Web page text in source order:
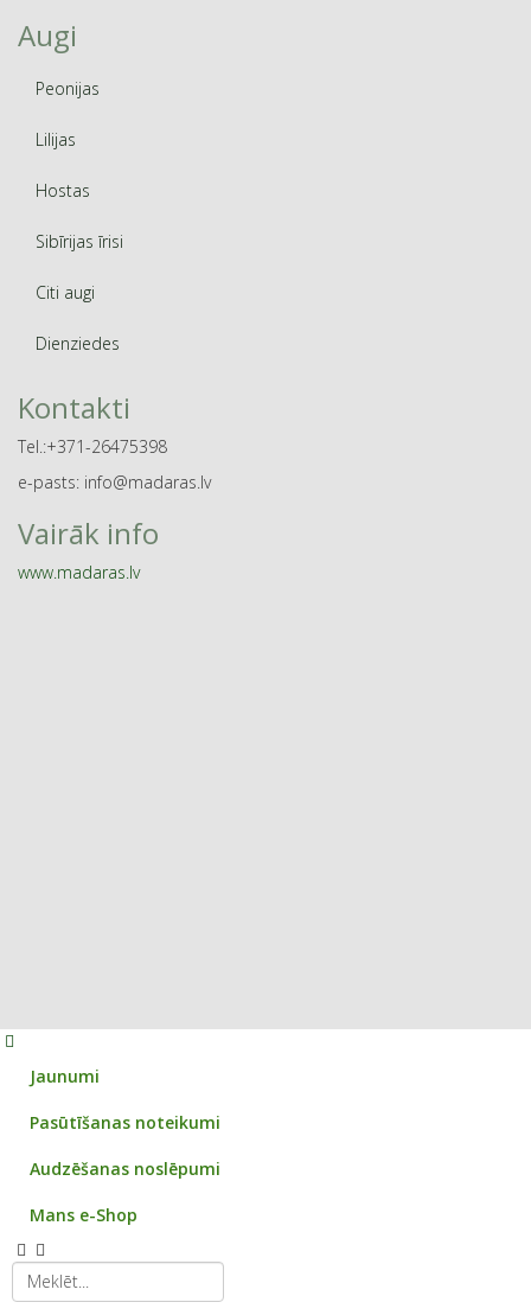
Augi
Peonijas
Lilijas
Hostas
Sibīrijas īrisi
Citi augi
Dienziedes
Kontakti
Tel.:+371-26475398
e-pasts: info@madaras.lv
Vairāk info
www.madaras.lv
Jaunumi
Pasūtīšanas noteikumi
Audzēšanas noslēpumi
Mans e-Shop